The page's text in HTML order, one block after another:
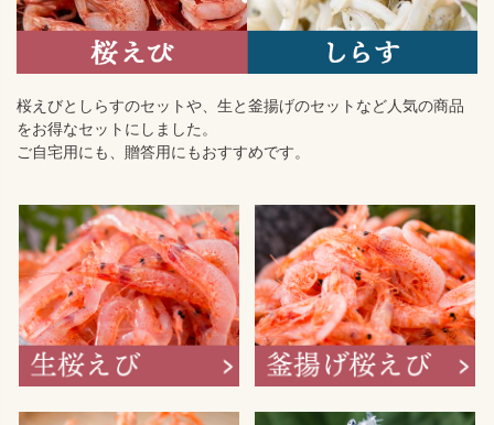
桜えびとしらすのセットや、生と釜揚げのセットなど人気の商品
をお得なセットにしました。
ご自宅用にも、贈答用にもおすすめです。